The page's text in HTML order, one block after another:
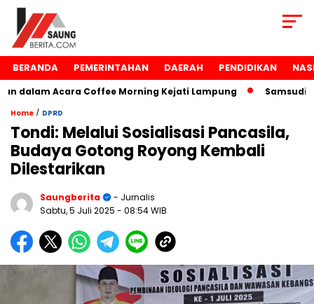
BERANDA PEMERINTAHAN DAERAH PENDIDIKAN
dalam Acara Coffee Morning Kejati Lampung Samsudin
Home / DPRD
Tondi: Melalui Sosialisasi Pancasila,
Budaya Gotong Royong Kembali
Dilestarikan
Saungberita
- Jurnalis
Sabtu, 5 Juli 2025 - 08:54 WIB